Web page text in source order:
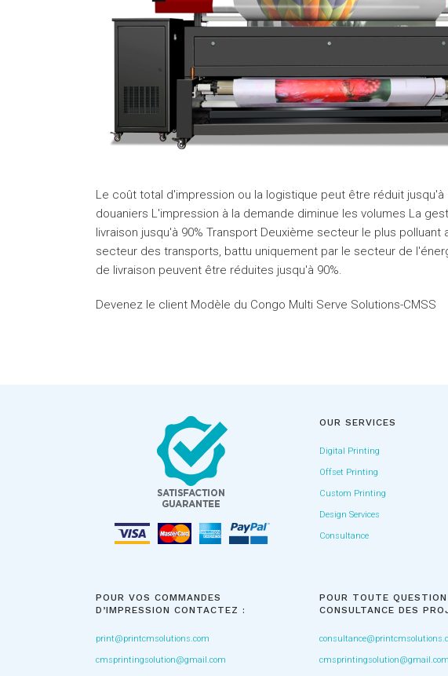
Le coût total d'impression ou la logistique peut être réduit
douaniers L'impression à la demande diminue les volumes La
livraison jusqu'à 90% Transport Deuxième secteur le plus
secteur des transports, battu uniquement par le secteur de
de livraison peuvent être réduites jusqu'à 90%.
Devenez le client Modèle du Congo Multi Serve Solutions-CMSS
OUR SERVICES
Digital Printing
Offset Printing
Custom Printing
Design Services
Consultance
POUR VOS COMMANDES
D’IMPRESSION CONTACTEZ :
print@printcmsolutions.com
cmsprintingsolution@gmail.com
POUR TOUTE
CONSULTANCE DES
cmsprintingsolution@gmail.com